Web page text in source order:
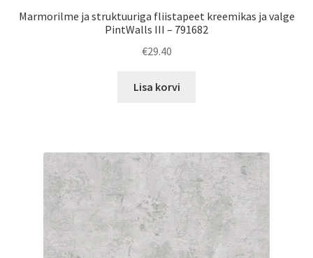
Marmorilme ja struktuuriga fliistapeet kreemikas ja valge
PintWalls III – 791682
€29.40
Lisa korvi